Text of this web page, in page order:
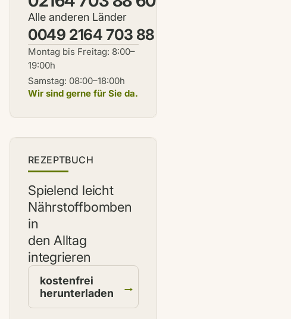
Alle anderen Länder
0049 2164 703 88 60
Montag bis Freitag: 8:00–
19:00h
Samstag: 08:00–18:00h
Wir sind gerne für Sie da.
REZEPTBUCH
Spielend leicht
Nährstoffbomben
in
den Alltag
integrieren
kostenfrei
herunterladen
→